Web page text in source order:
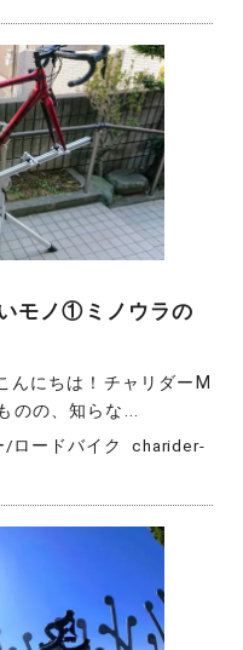
モノ①ミノウラの
んにちは！チャリダーM
のの、知らな...
/ロードバイク
charider-